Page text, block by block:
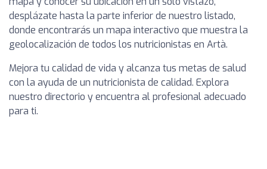
desplázate hasta la parte inferior de nuestro listado,
donde encontrarás un mapa interactivo que muestra la
geolocalización de todos los nutricionistas en Artà.
Mejora tu calidad de vida y alcanza tus metas de salud
con la ayuda de un nutricionista de calidad. Explora
nuestro directorio y encuentra al profesional adecuado
para ti.